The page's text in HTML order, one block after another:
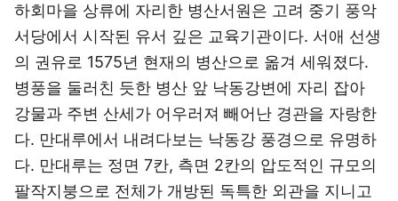
하회마을 상류에 자리한 병산서원은 고려 중기 풍악
서당에서 시작된 유서 깊은 교육기관이다. 서애 선생
의 권유로 1575년 현재의 병산으로 옮겨 세워졌다.
병풍을 둘러친 듯한 병산 앞 낙동강변에 자리 잡아
강물과 주변 산세가 어우러져 빼어난 경관을 자랑한
다. 만대루에서 내려다보는 낙동강 풍경으로 유명하
다. 만대루는 정면 7칸, 측면 2칸의 압도적인 규모의
팔작지붕으로 전체가 개방된 독특한 외관을 지니고